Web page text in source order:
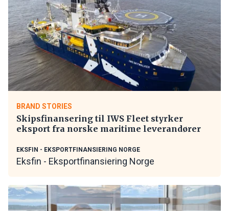
BRAND STORIES
Skipsfinansering til IWS Fleet styrker
eksport fra norske maritime leverandører
EKSFIN - EKSPORTFINANSIERING NORGE
Eksfin - Eksportfinansiering Norge